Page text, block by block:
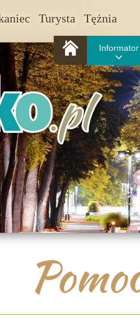
Turysta Tężnia
Informator